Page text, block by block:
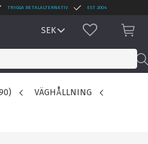
TRYGGA BETALALTERNATIV EST 2004
FAVORITER
VÄGHÅLLNING